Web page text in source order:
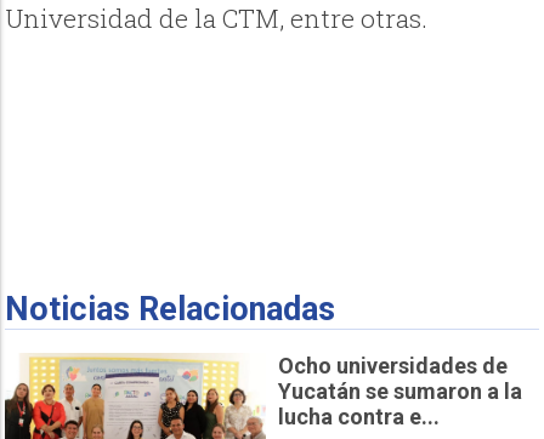
Universidad de la CTM, entre otras.
Noticias Relacionadas
Ocho universidades de
Yucatán se sumaron a la
lucha contra e...